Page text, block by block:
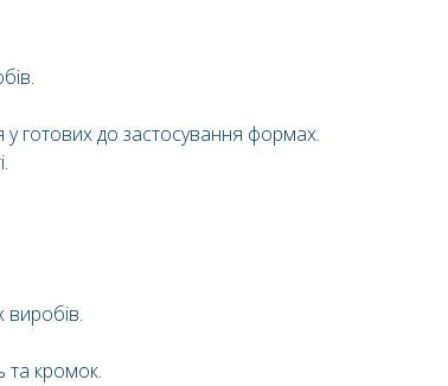
готових до застосування формах.
виробів.
та кромок.